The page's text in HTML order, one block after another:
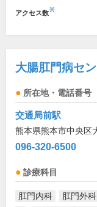
アクセス数※
大腸肛門病セ
所在地・電話番号
交通局前駅
熊本県熊本市中央区
096-320-6500
診療科目
肛門内科 肛門外科